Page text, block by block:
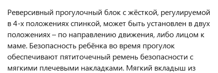
Реверсивный прогулочный блок с жёсткой, регулируемой
в 4-х положениях спинкой, может быть установлен в двух
положениях – по направлению движения, либо лицом к
маме. Безопасность ребёнка во время прогулок
обеспечивают пятиточечный ремень безопасности с
мягкими плечевыми накладками. Мягкий вкладыш из